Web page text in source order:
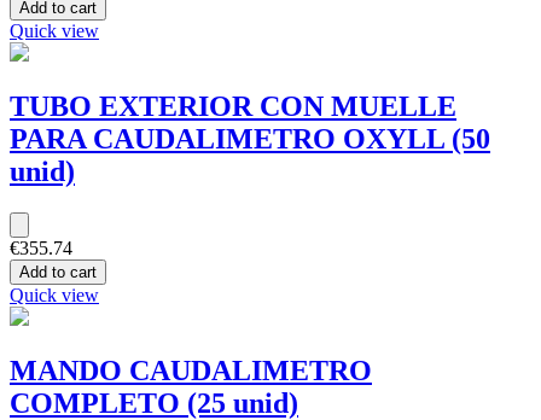
Add to cart
Quick view
TUBO EXTERIOR CON MUELLE
PARA CAUDALIMETRO OXYLL (50
unid)
€355.74
Add to cart
Quick view
MANDO CAUDALIMETRO
COMPLETO (25 unid)